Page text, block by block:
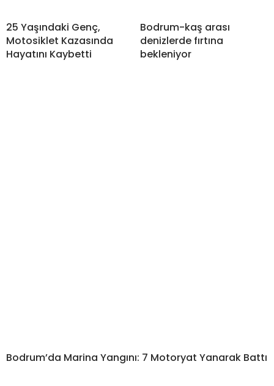
25 Yaşındaki Genç,
Motosiklet Kazasında
Hayatını Kaybetti
Bodrum-kaş arası
denizlerde fırtına
bekleniyor
Bodrum’da Marina Yangını: 7 Motoryat Yanarak Battı